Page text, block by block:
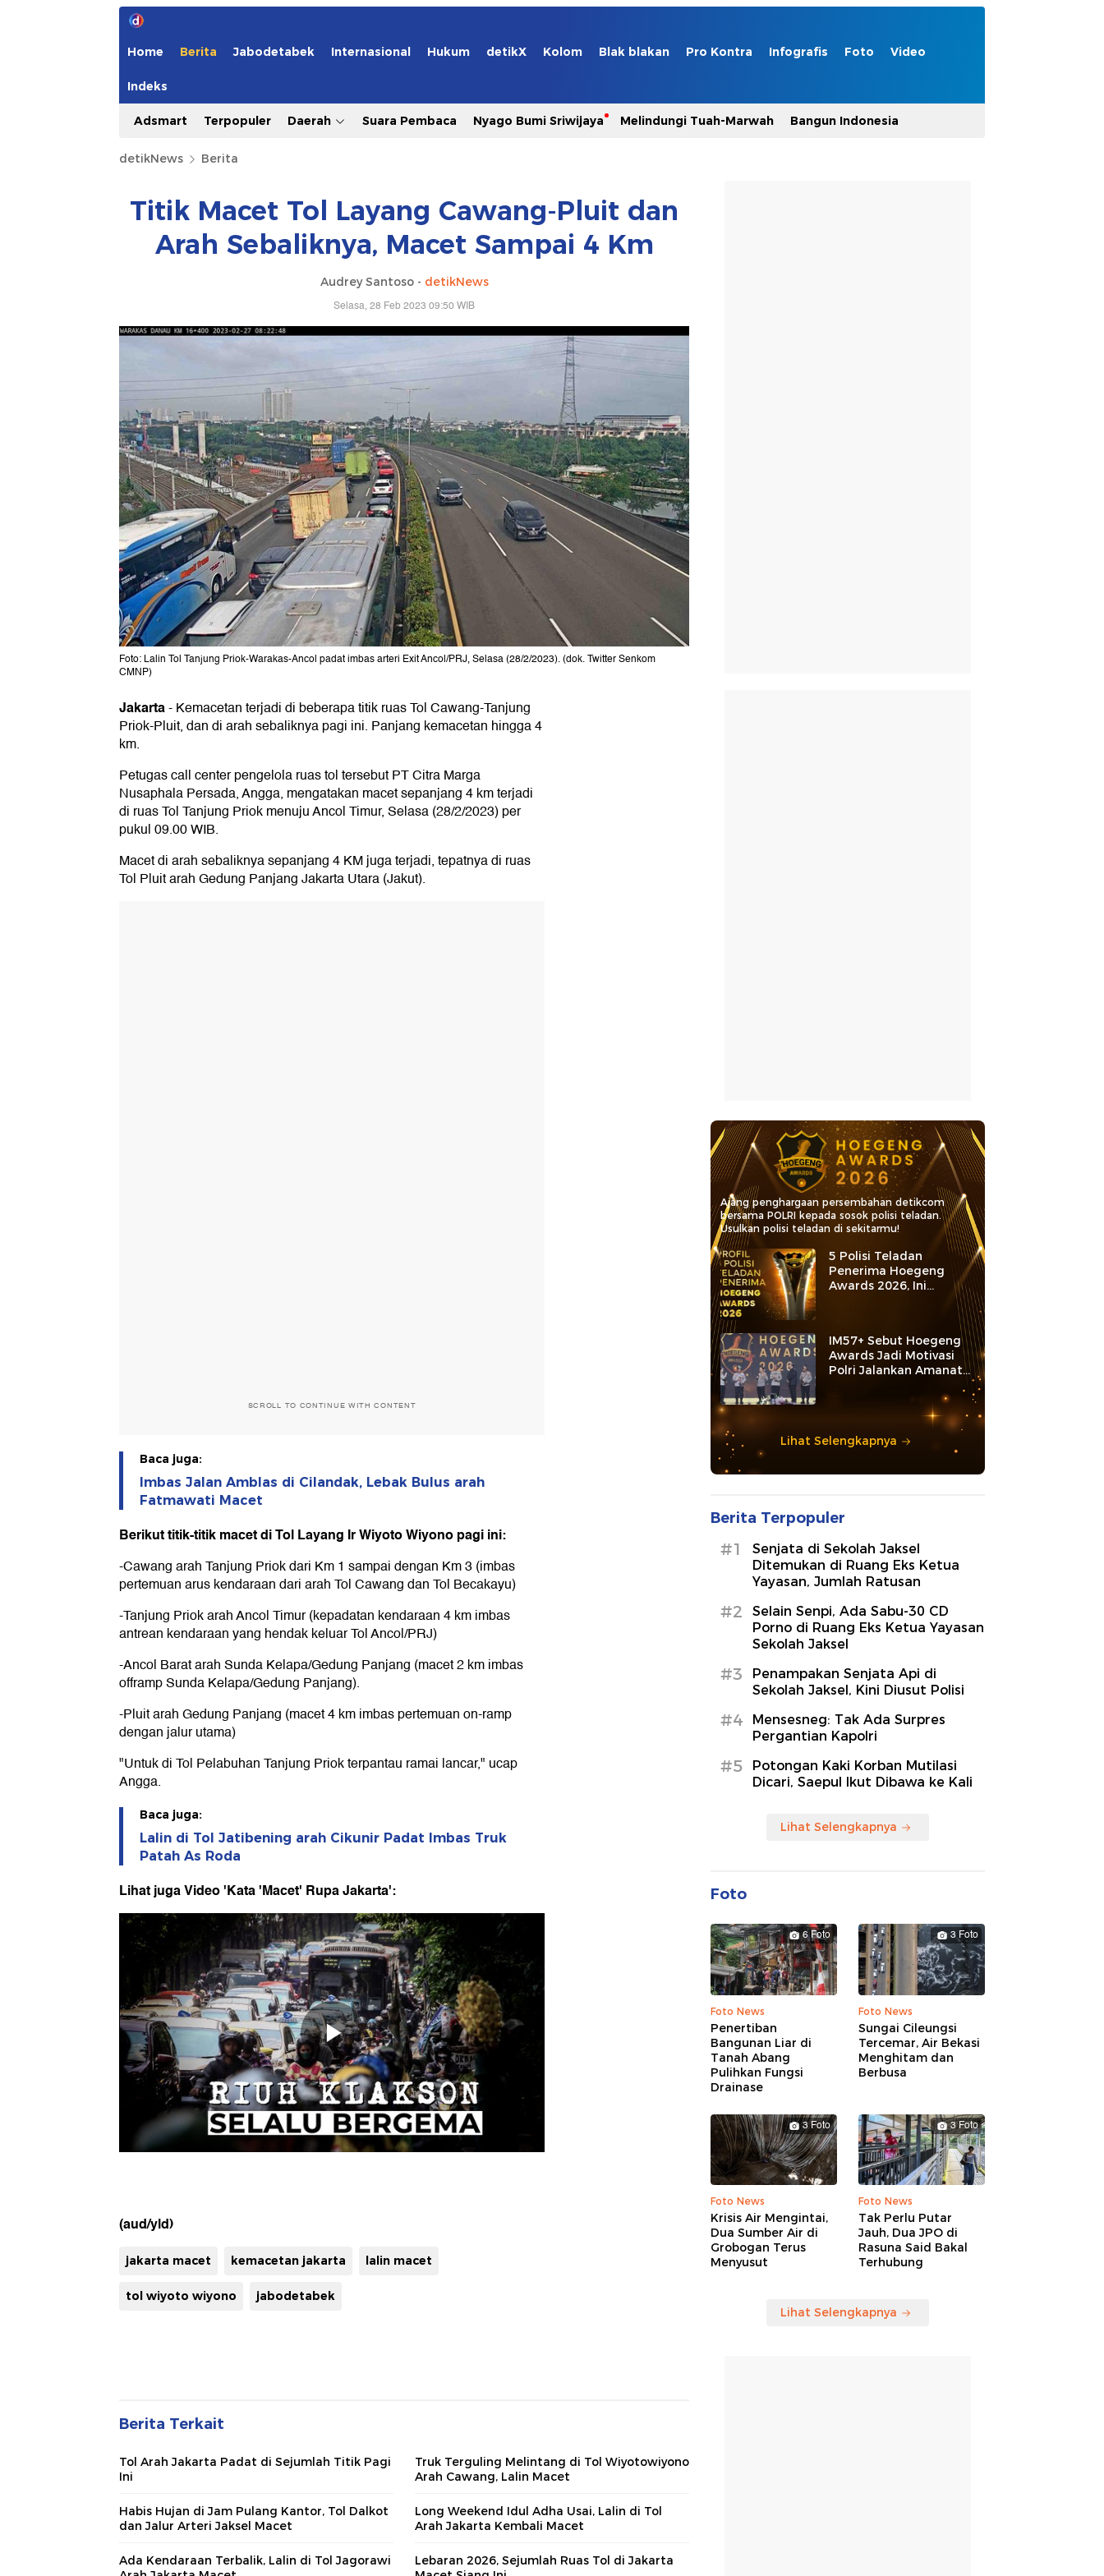
Home Berita Jabodetabek Internasional Hukum detikX Kolom Blak blakan Pro Kontra Infografis Foto Video
Indeks
Adsmart Terpopuler Daerah Suara Pembaca Nyago Bumi Sriwijaya Melindungi Tuah-Marwah Bangun Indonesia
detikNews Berita
Titik Macet Tol Layang Cawang-Pluit dan
Arah Sebaliknya, Macet Sampai 4 Km
Audrey Santoso - detikNews
Selasa, 28 Feb 2023 09:50 WIB
Foto: Lalin Tol Tanjung Priok-Warakas-Ancol padat imbas arteri Exit Ancol/PRJ, Selasa (28/2/2023). (dok. Twitter Senkom
CMNP)
Jakarta-Kemacetan terjadi di beberapa titik ruas Tol Cawang-Tanjung
Priok-Pluit, dan di arah sebaliknya pagi ini. Panjang kemacetan hingga 4
km.
Petugas call center pengelola ruas tol tersebut PT Citra Marga
Nusaphala Persada, Angga, mengatakan macet sepanjang 4 km terjadi
di ruas Tol Tanjung Priok menuju Ancol Timur, Selasa (28/2/2023) per
pukul 09.00 WIB.
Macet di arah sebaliknya sepanjang 4 KM juga terjadi, tepatnya di ruas
Tol Pluit arah Gedung Panjang Jakarta Utara (Jakut).
SCROLL TO CONTINUE WITH CONTENT
Baca juga:
Imbas Jalan Amblas di Cilandak, Lebak Bulus arah
Fatmawati Macet
Berikut titik-titik macet di Tol Layang Ir Wiyoto Wiyono pagi ini:
-Cawang arah Tanjung Priok dari Km 1 sampai dengan Km 3 (imbas
pertemuan arus kendaraan dari arah Tol Cawang dan Tol Becakayu)
-Tanjung Priok arah Ancol Timur (kepadatan kendaraan 4 km imbas
antrean kendaraan yang hendak keluar Tol Ancol/PRJ)
-Ancol Barat arah Sunda Kelapa/Gedung Panjang (macet 2 km imbas
offramp Sunda Kelapa/Gedung Panjang).
-Pluit arah Gedung Panjang (macet 4 km imbas pertemuan on-ramp
dengan jalur utama)
"Untuk di Tol Pelabuhan Tanjung Priok terpantau ramai lancar," ucap
Angga.
Baca juga:
Lalin di Tol Jatibening arah Cikunir Padat Imbas Truk
Patah As Roda
Lihat juga Video 'Kata 'Macet' Rupa Jakarta':
(aud/yld)
jakarta macet kemacetan jakarta lalin macet
tol wiyoto wiyono jabodetabek
Berita Terkait
Tol Arah Jakarta Padat di Sejumlah Titik Pagi
Ini
Truk Terguling Melintang di Tol Wiyotowiyono
Arah Cawang, Lalin Macet
Habis Hujan di Jam Pulang Kantor, Tol Dalkot
dan Jalur Arteri Jaksel Macet
Long Weekend Idul Adha Usai, Lalin di Tol
Arah Jakarta Kembali Macet
Ada Kendaraan Terbalik, Lalin di Tol Jagorawi
Lebaran 2026, Sejumlah Ruas Tol di Jakarta
Ajang penghargaan persembahan detikcom
bersama POLRI kepada sosok polisi teladan.
Usulkan polisi teladan di sekitarmu!
5 Polisi Teladan
Penerima Hoegeng
Awards 2026, Ini
Kategori dan Kiprahnya
IM57+ Sebut Hoegeng
Awards Jadi Motivasi
Polri Jalankan Amanat
Lihat Selengkapnya
Berita Terpopuler
#1
Senjata di Sekolah Jaksel
Ditemukan di Ruang Eks Ketua
Yayasan, Jumlah Ratusan
#2
Selain Senpi, Ada Sabu-30 CD
Porno di Ruang Eks Ketua Yayasan
Sekolah Jaksel
#3
Penampakan Senjata Api di
Sekolah Jaksel, Kini Diusut Polisi
#4
Mensesneg: Tak Ada Surpres
Pergantian Kapolri
#5
Potongan Kaki Korban Mutilasi
Dicari, Saepul Ikut Dibawa ke Kali
Lihat Selengkapnya
Foto
6 Foto
Foto News
Penertiban
Bangunan Liar di
Tanah Abang
Pulihkan Fungsi
Drainase
3 Foto
Foto News
Sungai Cileungsi
Tercemar, Air Bekasi
Menghitam dan
Berbusa
3 Foto
Foto News
Krisis Air Mengintai,
Dua Sumber Air di
Grobogan Terus
Menyusut
3 Foto
Foto News
Tak Perlu Putar
Jauh, Dua JPO di
Rasuna Said Bakal
Terhubung
Lihat Selengkapnya